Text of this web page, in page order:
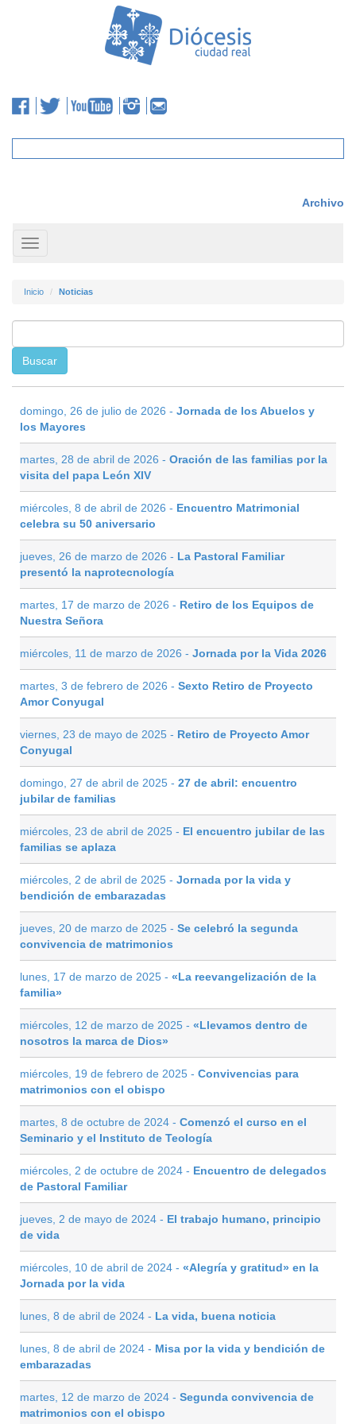
Archivo
Toggle
navigation
Inicio Noticias
domingo, 26 de julio de 2026 - Jornada de los Abuelos y
los Mayores
martes, 28 de abril de 2026 - Oración de las familias por la
visita del papa León XIV
miércoles, 8 de abril de 2026 - Encuentro Matrimonial
celebra su 50 aniversario
jueves, 26 de marzo de 2026 - La Pastoral Familiar
presentó la naprotecnología
martes, 17 de marzo de 2026 - Retiro de los Equipos de
Nuestra Señora
miércoles, 11 de marzo de 2026 - Jornada por la Vida 2026
martes, 3 de febrero de 2026 - Sexto Retiro de Proyecto
Amor Conyugal
viernes, 23 de mayo de 2025 - Retiro de Proyecto Amor
Conyugal
domingo, 27 de abril de 2025 - 27 de abril: encuentro
jubilar de familias
miércoles, 23 de abril de 2025 - El encuentro jubilar de las
familias se aplaza
miércoles, 2 de abril de 2025 - Jornada por la vida y
bendición de embarazadas
jueves, 20 de marzo de 2025 - Se celebró la segunda
convivencia de matrimonios
lunes, 17 de marzo de 2025 - «La reevangelización de la
familia»
miércoles, 12 de marzo de 2025 - «Llevamos dentro de
nosotros la marca de Dios»
miércoles, 19 de febrero de 2025 - Convivencias para
matrimonios con el obispo
martes, 8 de octubre de 2024 - Comenzó el curso en el
Seminario y el Instituto de Teología
miércoles, 2 de octubre de 2024 - Encuentro de delegados
de Pastoral Familiar
jueves, 2 de mayo de 2024 - El trabajo humano, principio
de vida
miércoles, 10 de abril de 2024 - «Alegría y gratitud» en la
Jornada por la vida
lunes, 8 de abril de 2024 - La vida, buena noticia
lunes, 8 de abril de 2024 - Misa por la vida y bendición de
embarazadas
martes, 12 de marzo de 2024 - Segunda convivencia de
matrimonios con el obispo